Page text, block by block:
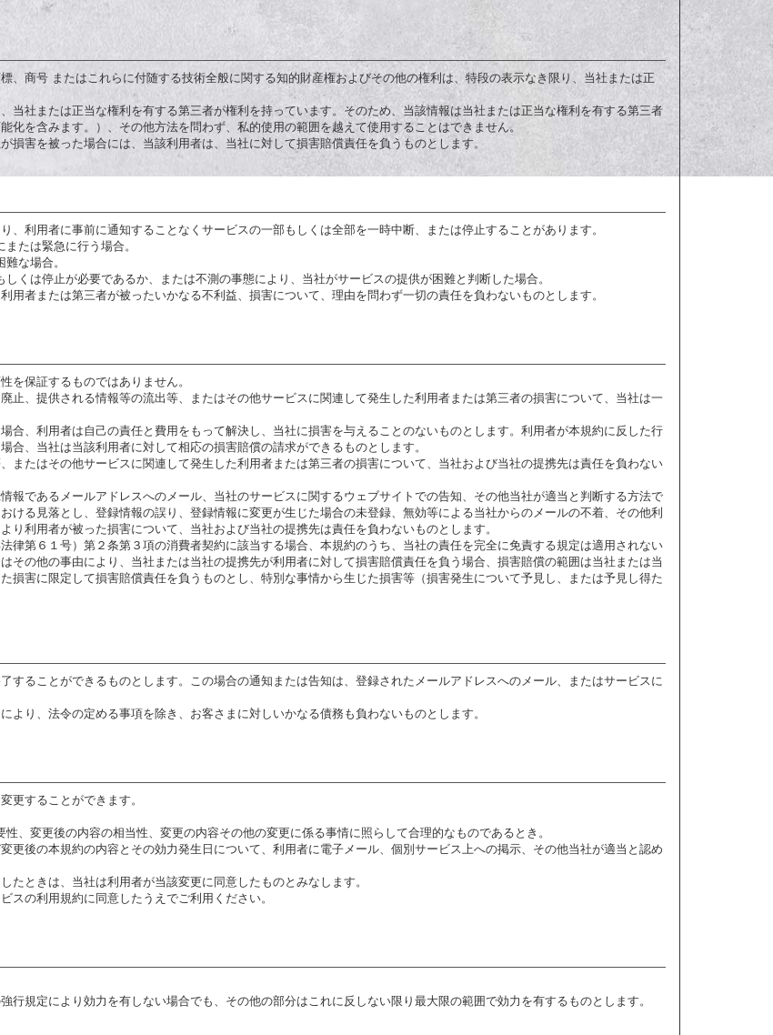
、商号 またはこれらに付随する技術全般に関する知的財産権およびその他の権利は、特段の表示なき限り、当社または正
当社または正当な権利を有する第三者が権利を持っています。そのため、当該情報は当社または正当な権利を有する第三者
を含みます。）、その他方法を問わず、私的使用の範囲を越えて使用することはできません。
害を被った場合には、当該利用者は、当社に対して損害賠償責任を負うものとします。
利用者に事前に通知することなくサービスの一部もしくは全部を一時中断、または停止することがあります。
たは緊急に行う場合。
な場合。
くは停止が必要であるか、または不測の事態により、当社がサービスの提供が困難と判断した場合。
者または第三者が被ったいかなる不利益、損害について、理由を問わず一切の責任を負わないものとします。
を保証するものではありません。
止、提供される情報等の流出等、またはその他サービスに関連して発生した利用者または第三者の損害について、当社は一
合、利用者は自己の責任と費用をもって解決し、当社に損害を与えることのないものとします。利用者が本規約に反した行
、当社は当該利用者に対して相応の損害賠償の請求ができるものとします。
またはその他サービスに関連して発生した利用者または第三者の損害について、当社および当社の提携先は責任を負わない
報であるメールアドレスへのメール、当社のサービスに関するウェブサイトでの告知、その他当社が適当と判断する方法で
ける見落とし、登録情報の誤り、登録情報に変更が生じた場合の未登録、無効等による当社からのメールの不着、その他利
利用者が被った損害について、当社および当社の提携先は責任を負わないものとします。
律第６１号）第２条第３項の消費者契約に該当する場合、本規約のうち、当社の責任を完全に免責する規定は適用されない
その他の事由により、当社または当社の提携先が利用者に対して損害賠償責任を負う場合、損害賠償の範囲は当社または当
損害に限定して損害賠償責任を負うものとし、特別な事情から生じた損害等（損害発生について予見し、または予見し得た
することができるものとします。この場合の通知または告知は、登録されたメールアドレスへのメール、またはサービスに
り、法令の定める事項を除き、お客さまに対しいかなる債務も負わないものとします。
更することができます。
、変更後の内容の相当性、変更の内容その他の変更に係る事情に照らして合理的なものであるとき。
更後の本規約の内容とその効力発生日について、利用者に電子メール、個別サービス上への掲示、その他当社が適当と認め
ときは、当社は利用者が当該変更に同意したものとみなします。
の利用規約に同意したうえでご利用ください。
規定により効力を有しない場合でも、その他の部分はこれに反しない限り最大限の範囲で効力を有するものとします。